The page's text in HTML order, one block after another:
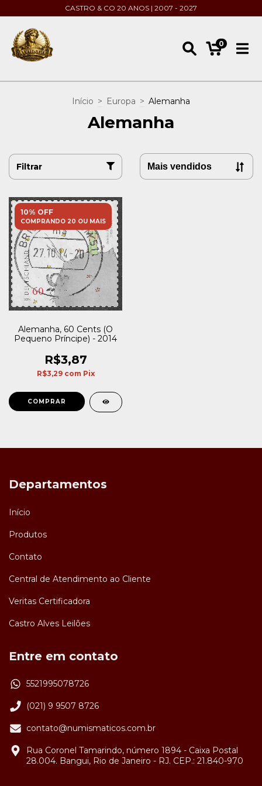
CASTRO & CO 20 ANOS | 2007 - 2027
0
Início > Europa > Alemanha
Alemanha
Filtrar
10% OFF
COMPRANDO 20 OU MAIS
Alemanha, 60 Cents (O
Pequeno Príncipe) - 2014
R$3,87
R$3,29 com Pix
Departamentos
Início
Produtos
Contato
Central de Atendimento ao Cliente
Veritas Certificadora
Castro Alves Leilões
Entre em contato
5521995078726
(021) 9 9507 8726
contato@numismaticos.com.br
Rua Coronel Tamarindo, número 1894 - Caixa Postal
28.004. Bangui, Rio de Janeiro - RJ. CEP.: 21.840-970